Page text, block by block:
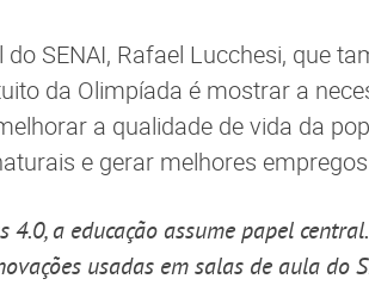
SENAI, Rafael Lucchesi, que
da Olimpíada é mostrar a
a qualidade de vida da
e gerar melhores
a educação assume papel
usadas em salas de aula do